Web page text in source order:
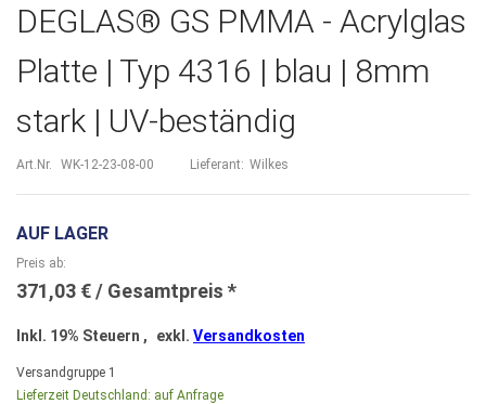
DEGLAS® GS PMMA - Acrylglas
Platte | Typ 4316 | blau | 8mm
stark | UV-beständig
Art.Nr. WK-12-23-08-00 Lieferant: Wilkes
AUF LAGER
Preis ab
371,03 €
Inkl. 19% Steuern , exkl. Versandkosten
Versandgruppe 1
Lieferzeit Deutschland: auf Anfrage